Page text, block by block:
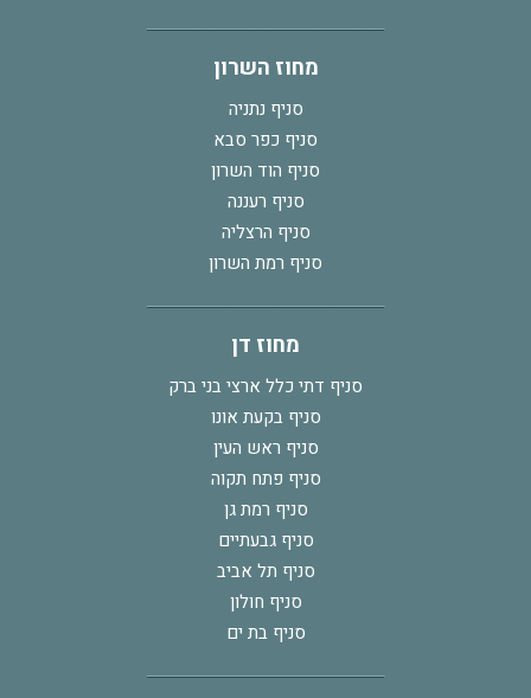
מחוז השרון
סניף נתניה
סניף כפר סבא
סניף הוד השרון
סניף רעננה
סניף הרצליה
סניף רמת השרון
מחוז דן
סניף דתי כלל ארצי בני ברק
סניף בקעת אונו
סניף ראש העין
סניף פתח תקוה
סניף רמת גן
סניף גבעתיים
סניף תל אביב
סניף חולון
סניף בת ים